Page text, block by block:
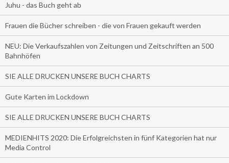
Juhu - das Buch geht ab
Frauen die Bücher schreiben - die von Frauen gekauft werden
NEU: Die Verkaufszahlen von Zeitungen und Zeitschriften an 500
Bahnhöfen
SIE ALLE DRUCKEN UNSERE BUCH CHARTS
Gute Karten im Lockdown
SIE ALLE DRUCKEN UNSERE BUCH CHARTS
MEDIENHITS 2020: Die Erfolgreichsten in fünf Kategorien hat nur
Media Control